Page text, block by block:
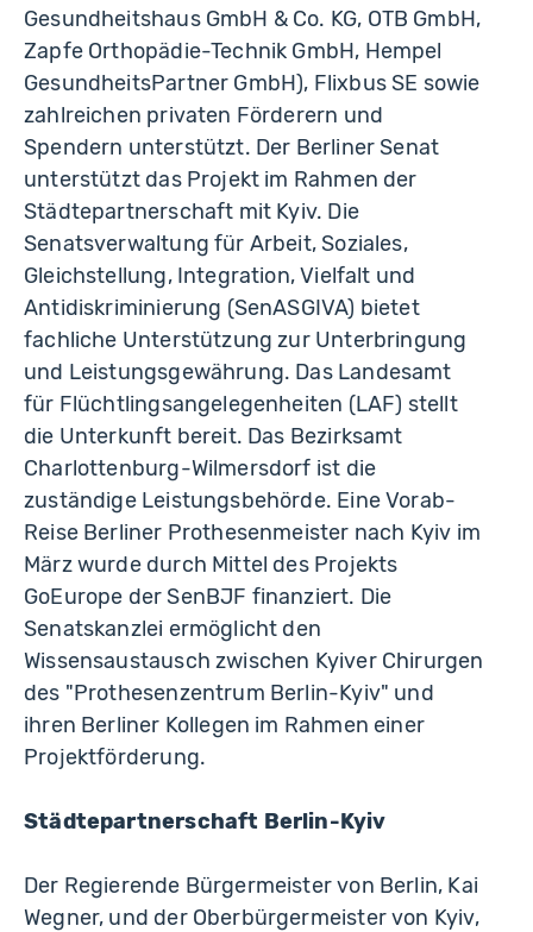
Gesundheitshaus GmbH & Co. KG, OTB GmbH,
Zapfe Orthopädie-Technik GmbH, Hempel
GesundheitsPartner GmbH), Flixbus SE sowie
zahlreichen privaten Förderern und
Spendern unterstützt. Der Berliner Senat
unterstützt das Projekt im Rahmen der
Städtepartnerschaft mit Kyiv. Die
Senatsverwaltung für Arbeit, Soziales,
Gleichstellung, Integration, Vielfalt und
Antidiskriminierung (SenASGIVA) bietet
fachliche Unterstützung zur Unterbringung
und Leistungsgewährung. Das Landesamt
für Flüchtlingsangelegenheiten (LAF) stellt
die Unterkunft bereit. Das Bezirksamt
Charlottenburg-Wilmersdorf ist die
zuständige Leistungsbehörde. Eine Vorab-
Reise Berliner Prothesenmeister nach Kyiv im
März wurde durch Mittel des Projekts
GoEurope der SenBJF finanziert. Die
Senatskanzlei ermöglicht den
Wissensaustausch zwischen Kyiver Chirurgen
des "Prothesenzentrum Berlin-Kyiv" und
ihren Berliner Kollegen im Rahmen einer
Projektförderung.
Städtepartnerschaft Berlin-Kyiv
Der Regierende Bürgermeister von Berlin, Kai
Wegner, und der Oberbürgermeister von Kyiv,